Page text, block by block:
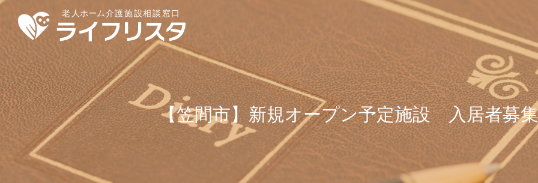
【笠間市】新規オープン予定施設 入居者募